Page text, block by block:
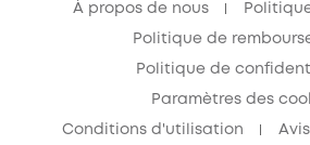
À propos de nous
Politique de
Politique de
Paramètres des
Conditions d'utilisation